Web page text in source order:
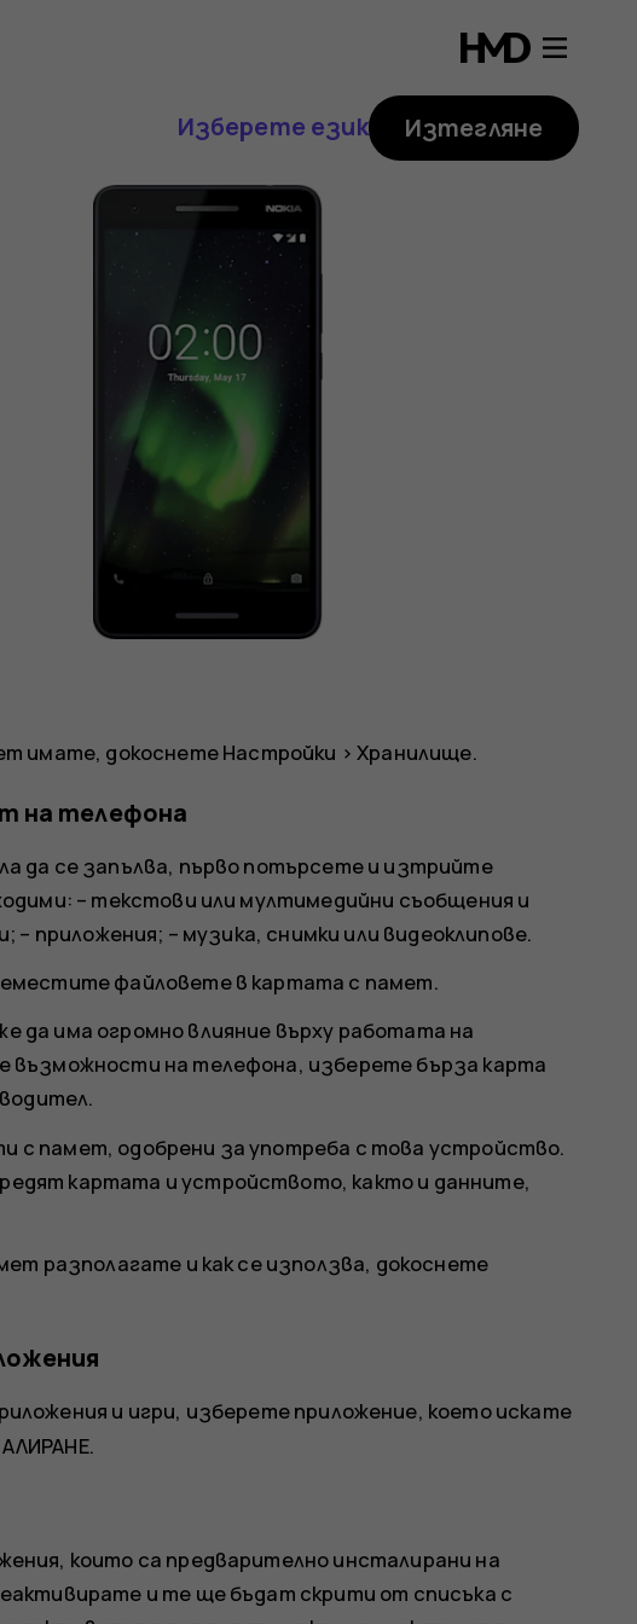
Изберете език Изтегляне
имате, докоснетеНастройки >Хранилище.
на телефона
да се запълва, първо потърсете и изтрийте
– текстови или мултимедийни съобщения и
– приложения; – музика, снимки или видеоклипове.
файловете в картата с памет.
да има огромно влияние върху работата на
възможности на телефона, изберете бърза карта
с памет, одобрени за употреба с това устройство.
картата и устройството, както и данните,
разполагате и как се използва, докоснете
и игри, изберете приложение, което искате
.
които са предварително инсталирани на
и те ще бъдат скрити от списъка с